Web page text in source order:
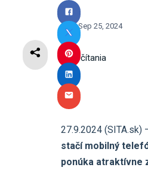
Sep 25, 2024
2
min čítania
27.9.2024 (SITA.sk)
stačí mobilný
ponúka atraktívne